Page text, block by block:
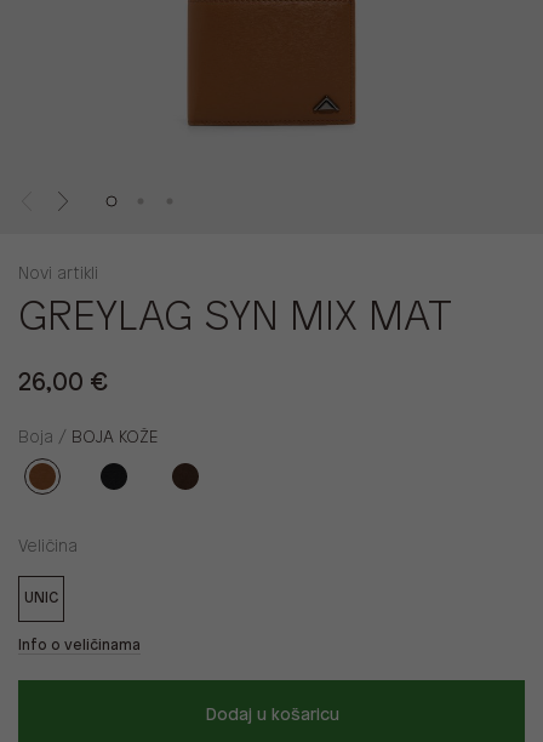
Novi artikli
GREYLAG SYN MIX MAT
26,00 €
Boja / BOJA KOŽE
Veličina
UNIC
Info o veličinama
Dodaj u košaricu